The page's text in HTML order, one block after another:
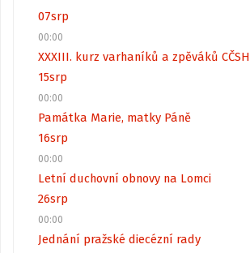
07srp
00:00
XXXIII. kurz varhaníků a zpěváků CČSH
15srp
00:00
Památka Marie, matky Páně
16srp
00:00
Letní duchovní obnovy na Lomci
26srp
00:00
Jednání pražské diecézní rady